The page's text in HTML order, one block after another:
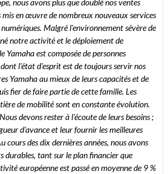
en œuvre de nombreux nouveaux services
Malgré l'environnement sévère de
notre activité et le déploiement de
Yamaha est composée de personnes
l'état d'esprit est de toujours servir nos
Yamaha au mieux de leurs capacités et de
fier de faire partie de cette famille. Les
de mobilité sont en constante évolution.
devons rester à l'écoute de leurs besoins ;
d'avance et leur fournir les meilleures
cours des dix dernières années, nous avons
durables, tant sur le plan financier que
européenne est passé en moyenne de 9 %